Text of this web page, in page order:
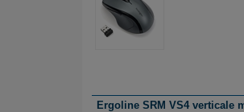
Ergoline SRM VS4 verticale